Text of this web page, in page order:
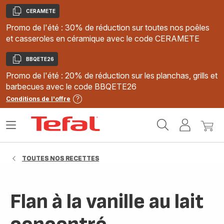
Copier
CERAMETE
Promo de l'été : 30% de réduction sur toutes nos poêles
et casseroles en céramique avec le code CERAMETE
Copier
BBQETE26
Promo de l'été : 20% de réduction sur les planchas, grills et
barbecues avec le code BBQETE26
Conditions de l'offre
MonMon
Ouvrir
TOUTES NOS RECETTES
Flan à la vanille au lait